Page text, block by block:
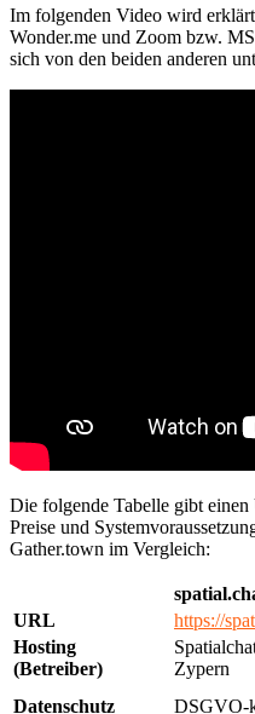
Im folgenden Video wird
Wonder.me und Zoom bzw.
sich von den beiden anderen
Die folgende Tabelle gibt
Preise und
Gather.town im Vergleich:
URL
https://
Hosting
(Betreiber)
Zypern
Datenschutz DSGVO-